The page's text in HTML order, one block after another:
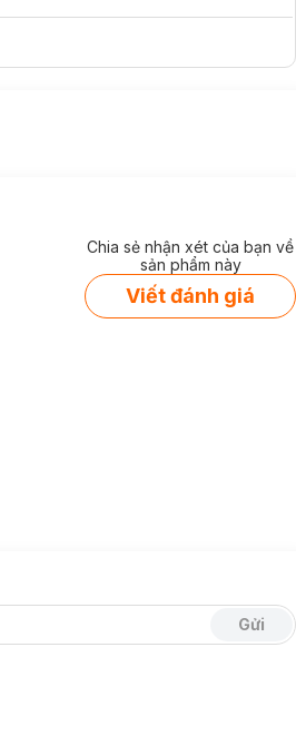
Chia sẻ nhận xét của bạn về
sản phẩm này
Viết đánh giá
Gửi